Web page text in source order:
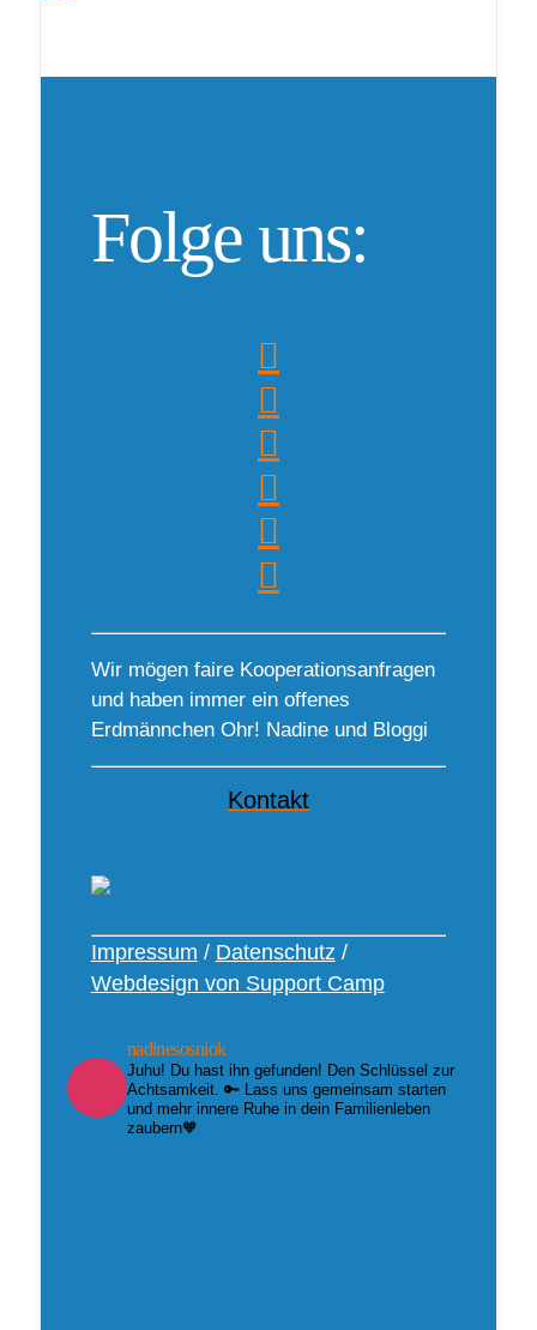
Folge uns:
Wir mögen faire Kooperationsanfragen
und haben immer ein offenes
Erdmännchen Ohr! Nadine und Bloggi
Kontakt
Impressum / Datenschutz/
Webdesign von Support Camp
nadinesosniok
Juhu! Du hast ihn gefunden! Den Schlüssel zur
Achtsamkeit. 🔑 Lass uns gemeinsam starten
und mehr innere Ruhe in dein Familienleben
zaubern🧡